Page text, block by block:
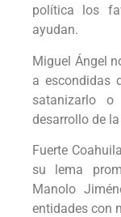
política los
ayudan.
Miguel Ángel
a escondidas
satanizarlo
desarrollo de
Fuerte
su lema
Manolo
entidades con